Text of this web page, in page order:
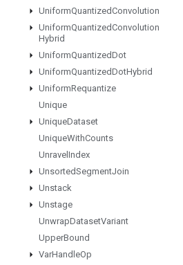
UniformQuantizedConvolution
UniformQuantizedConvolution
Hybrid
UniformQuantizedDot
UniformQuantizedDotHybrid
UniformRequantize
Unique
UniqueDataset
UniqueWithCounts
Unravel Index
UnsortedSegmentJoin
Unstack
Unstage
UnwrapDatasetVariant
UpperBound
VarHandleOp